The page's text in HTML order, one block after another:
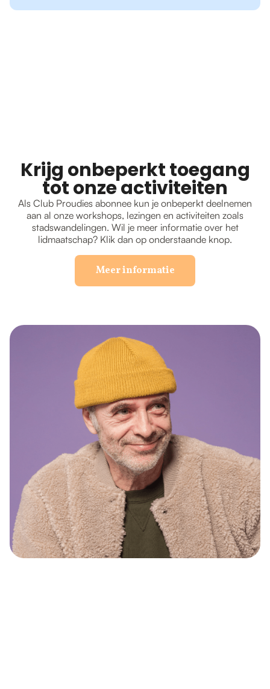
Krijg onbeperkt toegang
tot onze activiteiten
Als Club Proudies abonnee kun je onbeperkt deelnemen
aan al onze workshops, lezingen en activiteiten zoals
stadswandelingen. Wil je meer informatie over het
lidmaatschap? Klik dan op onderstaande knop.
Meer informatie